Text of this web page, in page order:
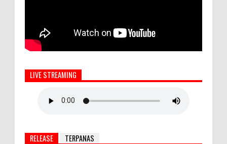
LIVE STREAMING
RELEASE TERPANAS